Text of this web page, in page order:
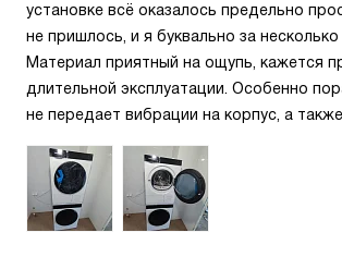
установке всё оказалось предельно
не пришлось, и я буквально за
Материал приятный на ощупь, кажется
длительной эксплуатации. Особенно
не передает вибрации на корпус, а